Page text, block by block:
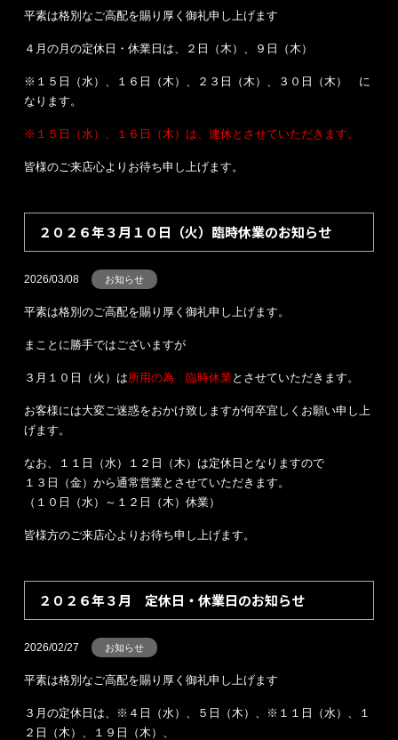
平素は格別なご高配を賜り厚く御礼申し上げます
４月の月の定休日・休業日は、２日（木）、９日（木）
※１５日（水）、１６日（木）、２３日（木）、３０日（木） に
なります。
※１５日（水）、１６日（木）は、連休とさせていただきます。
皆様のご来店心よりお待ち申し上げます。
２０２６年３月１０日（火）臨時休業のお知らせ
2026/03/08 お知らせ
平素は格別のご高配を賜り厚く御礼申し上げます。
まことに勝手ではございますが
３月１０日（火）は所用の為 臨時休業とさせていただきます。
お客様には大変ご迷惑をおかけ致しますが何卒宜しくお願い申し上
げます。
なお、１１日（水）１２日（木）は定休日となりますので
１３日（金）から通常営業とさせていただきます。
（１０日（水）～１２日（木）休業）
皆様方のご来店心よりお待ち申し上げます。
２０２６年３月 定休日・休業日のお知らせ
2026/02/27 お知らせ
平素は格別なご高配を賜り厚く御礼申し上げます
３月の定休日は、※４日（水）、５日（木）、※１１日（水）、１
２日（木）、１９日（木）、